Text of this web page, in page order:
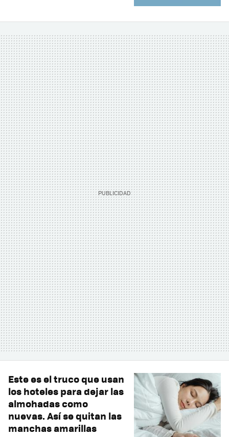
Este es el truco que usan
los hoteles para dejar las
almohadas como
nuevas. Así se quitan las
manchas amarillas